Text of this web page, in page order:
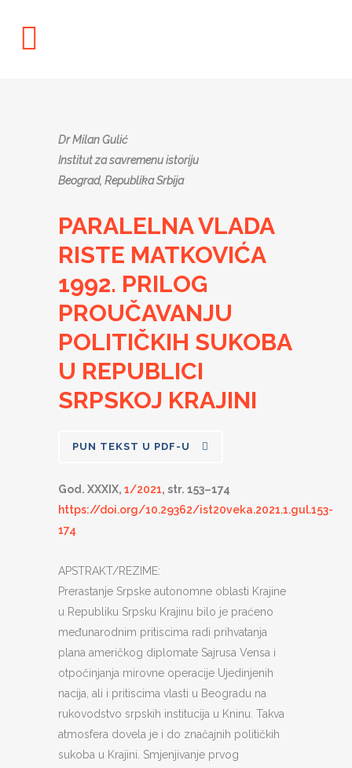
Dr Milan Gulić
Institut za savremenu istoriju
Beograd, Republika Srbija
PARALELNA VLADA
RISTE MATKOVIĆA
1992. PRILOG
PROUČAVANJU
POLITIČKIH SUKOBA
U REPUBLICI
SRPSKOJ KRAJINI
PUN TEKST U PDF-U
God. XXXIX, 1/2021, str. 153–174
https://doi.org/10.29362/ist20veka.2021.1.gul.153-
174
APSTRAKT/REZIME:
Prerastanje Srpske autonomne oblasti Krajine
u Republiku Srpsku Krajinu bilo je praćeno
međunarodnim pritiscima radi prihvatanja
plana američkog diplomate Sajrusa Vensa i
otpočinjanja mirovne operacije Ujedinjenih
nacija, ali i pritiscima vlasti u Beogradu na
rukovodstvo srpskih institucija u Kninu. Takva
atmosfera dovela je i do značajnih političkih
sukoba u Krajini. Smjenjivanje prvog